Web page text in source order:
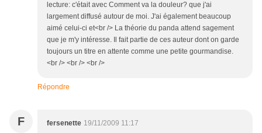
lecture: c'était avec Comment va la douleur? que j'ai
largement diffusé autour de moi. J'ai également beaucoup
aimé celui-ci et<br /> La théorie du panda attend sagement
que je m'y intéresse. Il fait partie de ces auteur dont on garde
toujours un titre en attente comme une petite gourmandise.
<br /> <br /> <br />
Répondre
F fersenette 19/11/2009 11:17